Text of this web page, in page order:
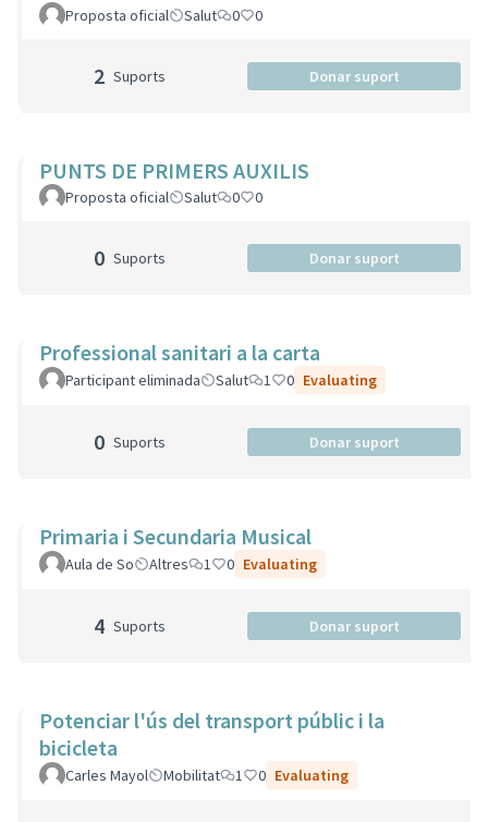
Proposta oficial Salut 0 0
2 Suports Donar suport
PUNTS DE PRIMERS AUXILIS
Proposta oficial Salut 0 0
0 Suports Donar suport
Professional sanitari a la carta
Participant eliminada Salut 1 0 Evaluating
0 Suports Donar suport
Primaria i Secundaria Musical
Aula de So Altres 1 0 Evaluating
4 Suports Donar suport
Potenciar l'ús del transport públic i la
bicicleta
Carles Mayol Mobilitat 1 0 Evaluating